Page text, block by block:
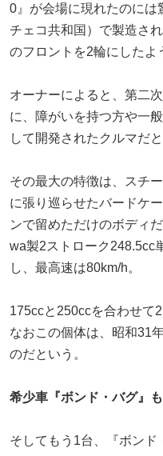
0』が会場に現れたのには
チェコ共和国）で製造さ
のフロントを2輪にしたよ
オーナーによると、第二
に、障がいを持つ方や一
して開発されたクルマだと
その最大の特徴は、スチ
に張り巡らせたバードケ
ンで留めただけのボディ
wa製2ストローク248.5cc
し、最高速は80km/h。
175ccと250ccを合わせて
なおこの個体は、昭和31
のだという。
希少車『ボンド・バグ』
そしてもう1台、『ボンド